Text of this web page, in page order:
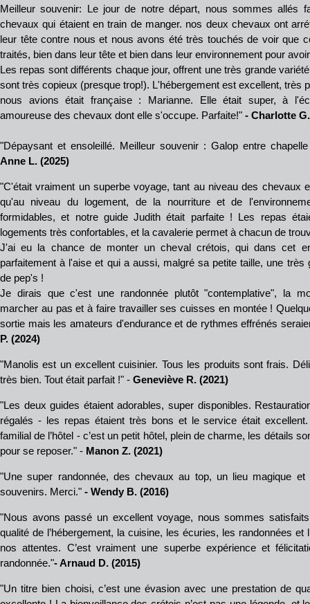
Meilleur souvenir: Le jour de notre départ, nous sommes allés
chevaux qui étaient en train de manger. nos deux chevaux ont
leur tête contre nous et nous avons été très touchés de voir que
traités, bien dans leur tête et bien dans leur environnement pour
Les repas sont différents chaque jour, offrent une très grande
sont très copieux (presque trop!). L'hébergement est excellent, très
nous avions était française : Marianne. Elle était super, à
amoureuse des chevaux dont elle s'occupe. Parfaite!" - Charlotte
"Dépaysant et ensoleillé. Meilleur souvenir : Galop entre
Anne L. (2025)
"C'était vraiment un superbe voyage, tant au niveau des chevaux
qu'au niveau du logement, de la nourriture et de
formidables, et notre guide Judith était parfaite ! Les repas
logements très confortables, et la cavalerie permet à chacun de
J'ai eu la chance de monter un cheval crétois, qui dans cet
parfaitement à l'aise et qui a aussi, malgré sa petite taille, une très
de pep's !
Je dirais que c'est une randonnée plutôt "contemplative", la
marcher au pas et à faire travailler ses cuisses en montée !
sortie mais les amateurs d'endurance et de rythmes effrénés
P. (2024)
"Manolis est un excellent cuisinier. Tous les produits sont frais.
très bien. Tout était parfait !" - Geneviève R. (2021)
"Les deux guides étaient adorables, super disponibles.
régalés - les repas étaient très bons et le service était
familial de l’hôtel - c’est un petit hôtel, plein de charme, les détails
pour se reposer." - Manon Z. (2021)
"Une super randonnée, des chevaux au top, un lieu magique
souvenirs. Merci." - Wendy B. (2016)
"Nous avons passé un excellent voyage, nous sommes
qualité de l’hébergement, la cuisine, les écuries, les randonnées et
nos attentes. C’est vraiment une superbe expérience et
randonnée."- Arnaud D. (2015)
"Un titre bien choisi, c’est une évasion avec une prestation de